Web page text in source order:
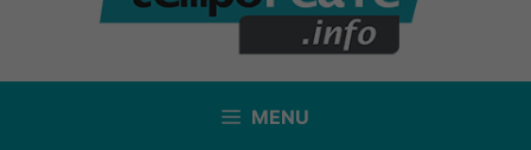
contenuto
MENU